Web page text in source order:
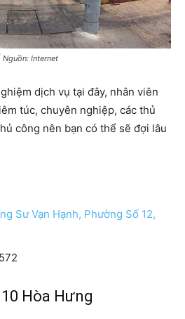
Nguồn: Internet
dịch vụ tại đây, nhân viên
túc, chuyên nghiệp, các thủ
công nên bạn có thể sẽ đợi lâu
Sư Vạn Hạnh, Phường Số 12,
Hòa Hưng